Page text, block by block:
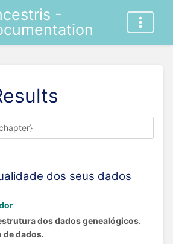
-
dos seus dados
dos dados genealógicos.
de dados.